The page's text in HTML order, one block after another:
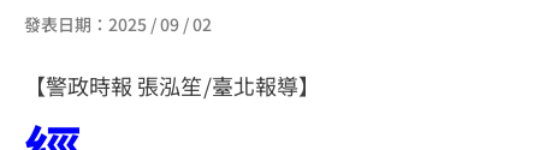
發表日期： 2025 / 09 / 02
【警政時報 張泓笙/臺北報導】